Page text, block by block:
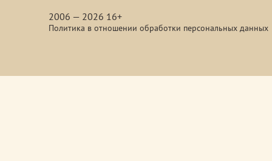
2006 — 2026 16+
Политика в отношении обработки персональных данных